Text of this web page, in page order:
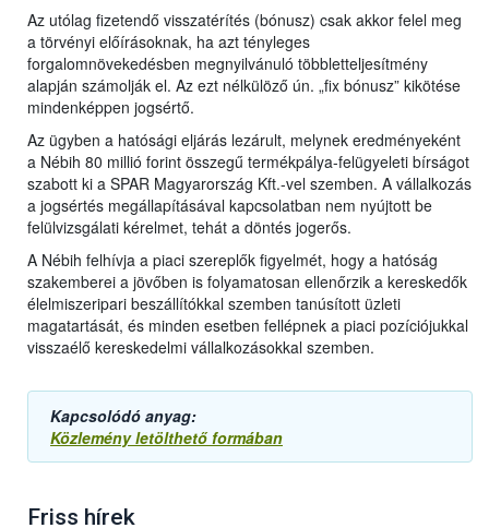
Az utólag fizetendő visszatérítés (bónusz) csak akkor felel meg
a törvényi előírásoknak, ha azt tényleges
forgalomnövekedésben megnyilvánuló többletteljesítmény
alapján számolják el. Az ezt nélkülöző ún. „fix bónusz” kikötése
mindenképpen jogsértő.
Az ügyben a hatósági eljárás lezárult, melynek eredményeként
a Nébih 80 millió forint összegű termékpálya-felügyeleti bírságot
szabott ki a SPAR Magyarország Kft.-vel szemben. A vállalkozás
a jogsértés megállapításával kapcsolatban nem nyújtott be
felülvizsgálati kérelmet, tehát a döntés jogerős.
A Nébih felhívja a piaci szereplők figyelmét, hogy a hatóság
szakemberei a jövőben is folyamatosan ellenőrzik a kereskedők
élelmiszeripari beszállítókkal szemben tanúsított üzleti
magatartását, és minden esetben fellépnek a piaci pozíciójukkal
visszaélő kereskedelmi vállalkozásokkal szemben.
Kapcsolódó anyag:
Közlemény letölthető formában
Friss hírek